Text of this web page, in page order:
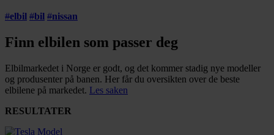
#elbil #bil #nissan
Finn elbilen som passer deg
Elbilmarkedet i Norge er godt, og det kommer stadig nye modeller
og produsenter på banen. Her får du oversikten over de beste
elbilene på markedet. Les saken
RESULTATER